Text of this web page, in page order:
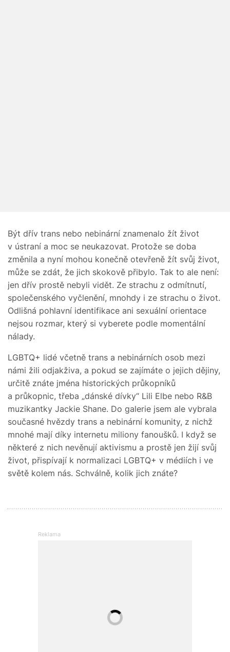
Být dřív trans nebo nebinární znamenalo žít život
v ústraní a moc se neukazovat. Protože se doba
změnila a nyní mohou konečně otevřeně žít svůj život,
může se zdát, že jich skokově přibylo. Tak to ale není:
jen dřív prostě nebyli vidět. Ze strachu z odmítnutí,
společenského vyčlenění, mnohdy i ze strachu o život.
Odlišná pohlavní identifikace ani sexuální orientace
nejsou rozmar, který si vyberete podle momentální
nálady.
LGBTQ+ lidé včetně trans a nebinárních osob mezi
námi žili odjakživa, a pokud se zajímáte o jejich dějiny,
určitě znáte jména historických průkopníků
a průkopnic, třeba „dánské dívky“ Lili Elbe nebo R&B
muzikantky Jackie Shane. Do galerie jsem ale vybrala
současné hvězdy trans a nebinární komunity, z nichž
mnohé mají díky internetu miliony fanoušků. I když se
některé z nich nevěnují aktivismu a prostě jen žijí svůj
život, přispívají k normalizaci LGBTQ+ v médiích i ve
světě kolem nás. Schválně, kolik jich znáte?